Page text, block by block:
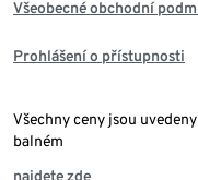
Všeobecné obchodní
Prohlášení o přístupnosti
Všechny ceny jsou
balném
najdete zde